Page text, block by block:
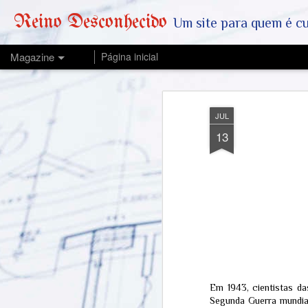
JUL
13
Em 1943, cientistas
Segunda Guerra
Reino Desconhecido Um site para quem é curioso e também quer
Magazine Página inicial